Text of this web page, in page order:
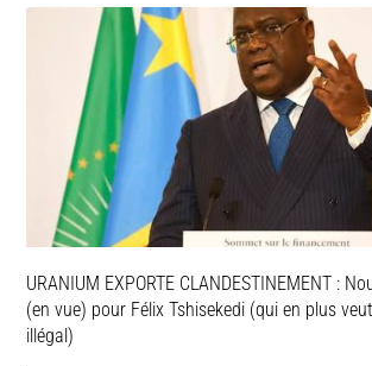
URANIUM EXPORTE CLANDESTINEMENT :
(en vue) pour Félix Tshisekedi (qui en plus
illégal)